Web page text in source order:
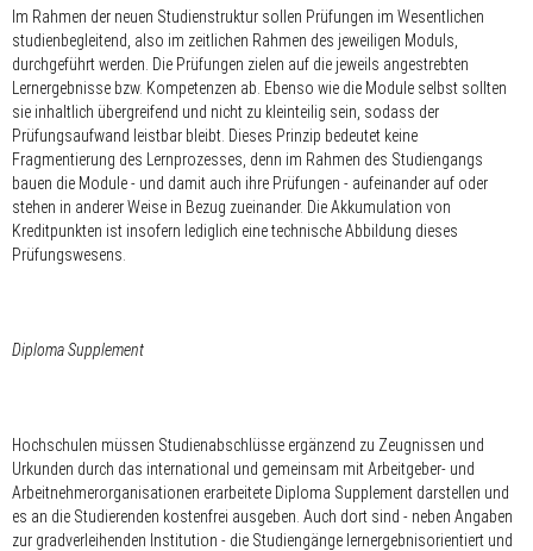
Im Rahmen der neuen Studienstruktur sollen Prüfungen im Wesentlichen
studienbegleitend, also im zeitlichen Rahmen des jeweiligen Moduls,
durchgeführt werden. Die Prüfungen zielen auf die jeweils angestrebten
Lernergebnisse bzw. Kompetenzen ab. Ebenso wie die Module selbst sollten
sie inhaltlich übergreifend und nicht zu kleinteilig sein, sodass der
Prüfungsaufwand leistbar bleibt. Dieses Prinzip bedeutet keine
Fragmentierung des Lernprozesses, denn im Rahmen des Studiengangs
bauen die Module - und damit auch ihre Prüfungen - aufeinander auf oder
stehen in anderer Weise in Bezug zueinander. Die Akkumulation von
Kreditpunkten ist insofern lediglich eine technische Abbildung dieses
Prüfungswesens.
Diploma Supplement
Hochschulen müssen Studienabschlüsse ergänzend zu Zeugnissen und
Urkunden durch das international und gemeinsam mit Arbeitgeber- und
Arbeitnehmerorganisationen erarbeitete Diploma Supplement darstellen und
es an die Studierenden kostenfrei ausgeben. Auch dort sind - neben Angaben
zur gradverleihenden Institution - die Studiengänge lernergebnisorientiert und